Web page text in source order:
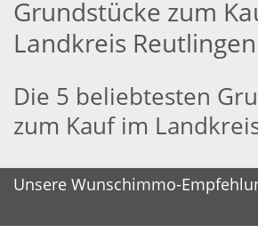
Grundstücke zum
Landkreis Reutlingen
Die 5 beliebtesten
zum Kauf im
Unsere Wunschimmo-